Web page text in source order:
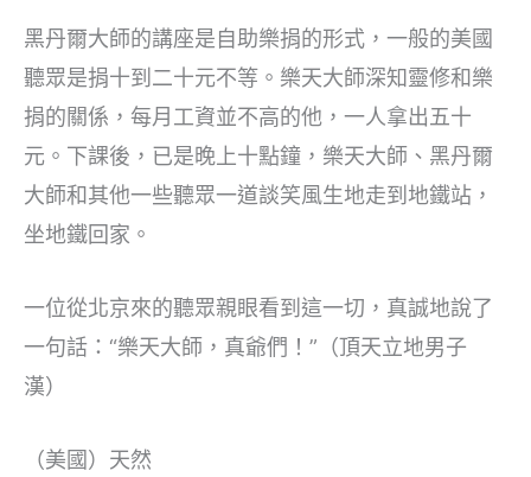
黑丹爾大師的講座是自助樂捐的形式，一般的美國
聽眾是捐十到二十元不等。樂天大師深知靈修和樂
捐的關係，每月工資並不高的他，一人拿出五十
元。下課後，已是晚上十點鐘，樂天大師、黑丹爾
大師和其他一些聽眾一道談笑風生地走到地鐵站，
坐地鐵回家。
一位從北京來的聽眾親眼看到這一切，真誠地說了
一句話：“樂天大師，真爺們！”（頂天立地男子
漢）
（美國）天然